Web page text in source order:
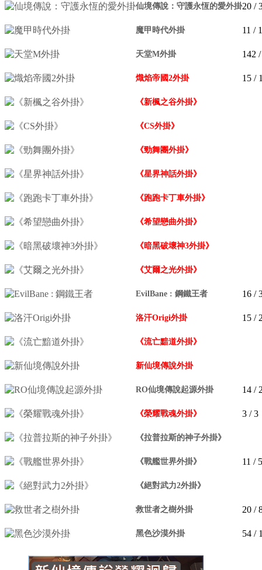
仙境傳說：守護永恆的愛外掛20 /
魔甲時代外掛 11 /
天堂M外掛 142
熾焰帝國2外掛 15 /
《新楓之谷外掛》
《CS外掛》
《勁舞團外掛》
《星界神話外掛》
《跑跑卡丁車外掛》
《希望戀曲外掛》
《暗黑破壞神3外掛》
《艾爾之光外掛》
EvilBane : 鋼鐵王者 16 /
洛汗Origi外掛 15 /
《流亡黯道外掛》
新仙境傳說外掛
RO仙境傳說起源外掛 14 /
《榮耀戰魂外掛》 3 / 3
《拉普拉斯的神子外掛》
《戰艦世界外掛》 11 /
《絕對武力2外掛》
救世者之樹外掛 20 /
黑色沙漠外掛 54 /